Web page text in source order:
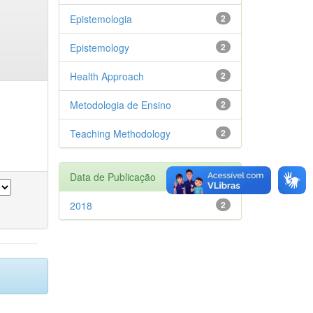
2
Epistemologia
2
Epistemology
2
Health Approach
2
Metodologia de Ensino
2
Teaching Methodology
Data de Publicação
2
2018